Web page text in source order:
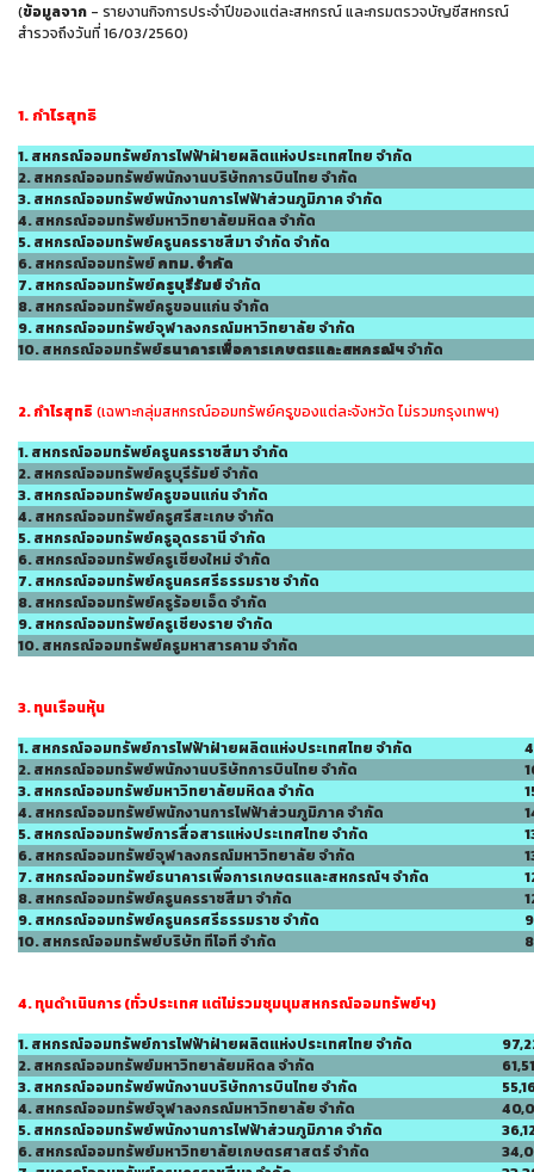
(ข้อมูลจาก - รายงานกิจการประจำปีของแต่ละสหกรณ์ และกรมตรวจบัญชีสหกรณ์
สำรวจถึงวันที่ 16/03/2560)
1. กำไรสุทธิ
1. สหกรณ์ออมทรัพย์การไฟฟ้าฝ่ายผลิตแห่งประเทศไทย จำกัด
2. สหกรณ์ออมทรัพย์พนักงานบริษัทการบินไทย จำกัด
3. สหกรณ์ออมทรัพย์พนักงานการไฟฟ้าส่วนภูมิภาค จำกัด
4. สหกรณ์ออมทรัพย์มหาวิทยาลัยมหิดล จำกัด
5. สหกรณ์ออมทรัพย์ครูนครราชสีมา จำกัด จำกัด
6. สหกรณ์ออมทรัพย์กทม. จำกัด
7. สหกรณ์ออมทรัพย์ครูบุรีรัมย์จำกัด
8. สหกรณ์ออมทรัพย์ครูขอนแก่น จำกัด
9. สหกรณ์ออมทรัพย์จุฬาลงกรณ์มหาวิทยาลัย จำกัด
10. สหกรณ์ออมทรัพย์ธนาคารเพื่อการเกษตรและสหกรณ์ฯจำกัด
2. กำไรสุทธิ (เฉพาะกลุ่มสหกรณ์ออมทรัพย์ครูของแต่ละจังหวัด ไม่รวมกรุงเทพฯ)
1. สหกรณ์ออมทรัพย์ครูนครราชสีมา จำกัด
2. สหกรณ์ออมทรัพย์ครูบุรีรัมย์ จำกัด
3. สหกรณ์ออมทรัพย์ครูขอนแก่น จำกัด
4. สหกรณ์ออมทรัพย์ครูศรีสะเกษ จำกัด
5. สหกรณ์ออมทรัพย์ครูอุดรธานี จำกัด
6. สหกรณ์ออมทรัพย์ครูเชียงใหม่ จำกัด
7. สหกรณ์ออมทรัพย์ครูนครศรีธรรมราช จำกัด
8. สหกรณ์ออมทรัพย์ครูร้อยเอ็ด จำกัด
9. สหกรณ์ออมทรัพย์ครูเชียงราย จำกัด
10. สหกรณ์ออมทรัพย์ครูมหาสารคาม จำกัด
3. ทุนเรือนหุ้น
1. สหกรณ์ออมทรัพย์การไฟฟ้าฝ่ายผลิตแห่งประเทศไทย จำกัด
2. สหกรณ์ออมทรัพย์พนักงานบริษัทการบินไทย จำกัด
3. สหกรณ์ออมทรัพย์มหาวิทยาลัยมหิดล จำกัด
4. สหกรณ์ออมทรัพย์พนักงานการไฟฟ้าส่วนภูมิภาค จำกัด
5. สหกรณ์ออมทรัพย์การสื่อสารแห่งประเทศไทย จำกัด
6. สหกรณ์ออมทรัพย์จุฬาลงกรณ์มหาวิทยาลัย จำกัด
7. สหกรณ์ออมทรัพย์ธนาคารเพื่อการเกษตรและสหกรณ์ฯ จำกัด
8. สหกรณ์ออมทรัพย์ครูนครราชสีมา จำกัด
9. สหกรณ์ออมทรัพย์ครูนครศรีธรรมราช จำกัด
10. สหกรณ์ออมทรัพย์บริษัท ทีโอที จำกัด
4. ทุนดำเนินการ (ทั่วประเทศ แต่ไม่รวมชุมนุมสหกรณ์ออมทรัพย์ฯ)
1. สหกรณ์ออมทรัพย์การไฟฟ้าฝ่ายผลิตแห่งประเทศไทย จำกัด
2. สหกรณ์ออมทรัพย์มหาวิทยาลัยมหิดล จำกัด
3. สหกรณ์ออมทรัพย์พนักงานบริษัทการบินไทย จำกัด
4. สหกรณ์ออมทรัพย์จุฬาลงกรณ์มหาวิทยาลัย จำกัด
5. สหกรณ์ออมทรัพย์พนักงานการไฟฟ้าส่วนภูมิภาค จำกัด
6. สหกรณ์ออมทรัพย์มหาวิทยาลัยเกษตรศาสตร์ จำกัด